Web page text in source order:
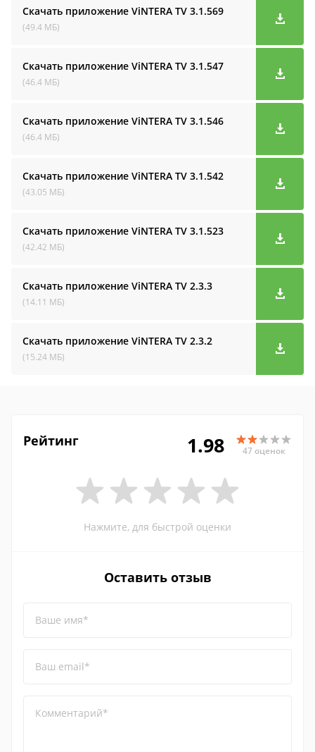
Скачать приложение ViNTERA TV 3.1.569
(49.4 МБ)
Скачать приложение ViNTERA TV 3.1.547
(46.4 МБ)
Скачать приложение ViNTERA TV 3.1.546
(46.4 МБ)
Скачать приложение ViNTERA TV 3.1.542
(43.05 МБ)
Скачать приложение ViNTERA TV 3.1.523
(42.42 МБ)
Скачать приложение ViNTERA TV 2.3.3
(14.11 МБ)
Скачать приложение ViNTERA TV 2.3.2
(15.24 МБ)
Рейтинг 1.98 47 оценок
Нажмите, для быстрой оценки
Оставить отзыв
Ваше имя*
Ваш email*
Комментарий*